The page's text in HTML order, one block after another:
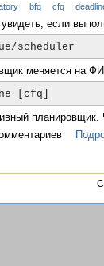
bfq cfq
если
меняется на